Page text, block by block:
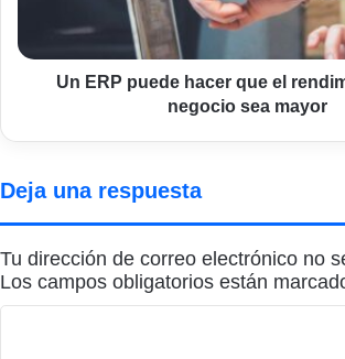
tu
negocioUn ERP puede hacer que el
negocio sea mayor
Deja una respuesta
Tu dirección de correo electrónico no
Los campos obligatorios están